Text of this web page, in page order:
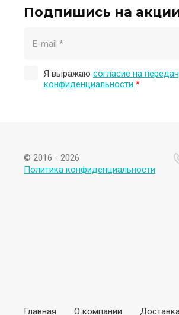
Подпишись на
Я выражаю согласие на
конфиденциальности *
© 2016 - 2026
Политика конфиденциальности
Главная О компании